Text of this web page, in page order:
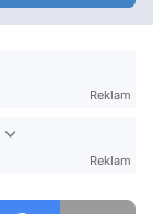
Reklam
Reklam